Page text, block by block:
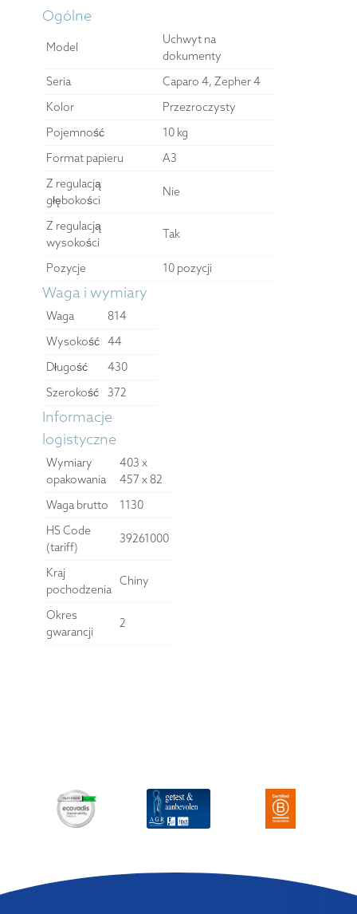
Ogólne
Model
Uchwyt na
dokumenty
Seria
Caparo 4, Zepher 4
Kolor
Przezroczysty
Pojemność
10 kg
Format papieru
A3
Z regulacją
głębokości
Nie
Z regulacją
wysokości
Tak
Pozycje 10 pozycji
Waga i wymiary
Waga
814
Wysokość 44
Długość
430
Szerokość
372
Informacje
logistyczne
Wymiary
opakowania
403 x
457 x 82
Waga brutto
1130
HS Code
(tariff)
39261000
Kraj
pochodzenia
Chiny
Okres
gwarancji
2